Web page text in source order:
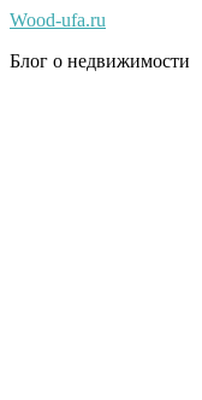
Wood-ufa.ru
Блог о недвижимости